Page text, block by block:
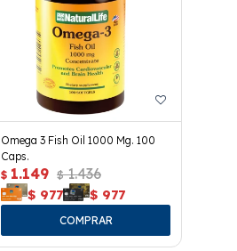
Omega 3 Fish Oil 1000 Mg. 100
Caps.
$ 1.149 $ 1.436
$ 977 $ 977